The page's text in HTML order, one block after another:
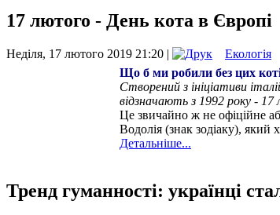
17 лютого - День кота в Європі
Неділя, 17 лютого 2019 21:20 |
Екологія
Що б ми робили без цих
Створений з ініціативи
відзначають з 1992 року - 17
Це звичайно ж не офіційне
Водолія (знак зодіаку), який
Детальніше...
Тренд гуманності: українці